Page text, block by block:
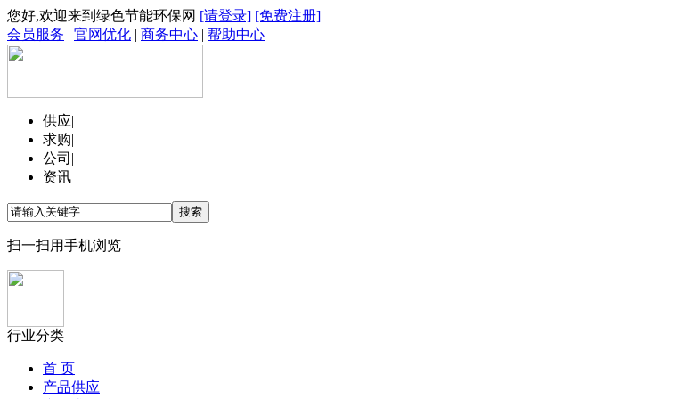
您好,欢迎来到绿色节能环保网 [请登录] [免费注册]
会员服务 | 官网优化 | 商务中心 | 帮助中心
供应|
求购|
公司 |
资讯
扫一扫用手机浏览
行业分类
首 页
产品供应